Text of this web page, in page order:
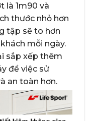
là 1m90 và
thước nhỏ hơn
tập sẽ to hơn
mỗi ngày.
sắp xếp thêm
để việc sử
an toàn hơn.